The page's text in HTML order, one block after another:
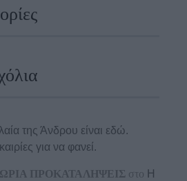
της Άνδρου είναι εδώ.
για να φανεί.
ΠΡΟΚΑΤΑΛΗΨΕΙΣ στο Η